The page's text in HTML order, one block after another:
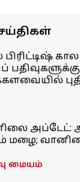
கால
மழை;
மையம்